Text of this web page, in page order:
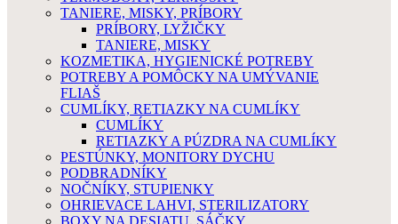
TANIERE, MISKY, PRÍBORY
PRÍBORY, LYŽIČKY
TANIERE, MISKY
KOZMETIKA, HYGIENICKÉ POTREBY
POTREBY A POMÔCKY NA UMÝVANIE
FLIAŠ
CUMLÍKY, RETIAZKY NA CUMLÍKY
CUMLÍKY
RETIAZKY A PÚZDRA NA CUMLÍKY
PESTÚNKY, MONITORY DYCHU
PODBRADNÍKY
NOČNÍKY, STUPIENKY
OHRIEVACE LAHVI, STERILIZATORY
BOXY NA DESIATU, SÁČKY